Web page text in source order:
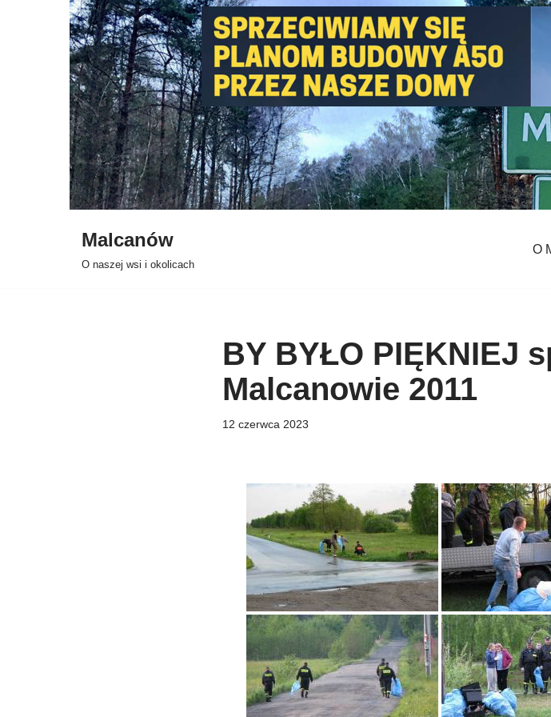
Malcanów
O naszej wsi i okolicach
O
BY BYŁO PIĘKNIEJ
Malcanowie 2011
12 czerwca 2023